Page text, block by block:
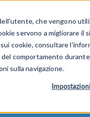
che vengono
servono a migliorare il
cookie, consultare
comportamento
sulla navigazione.
SETTORI